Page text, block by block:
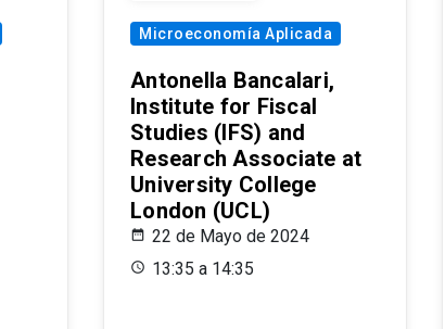
Microeconomía Aplicada
Antonella Bancalari,
Institute for Fiscal
Studies (IFS) and
Research Associate at
University College
London (UCL)
22 de Mayo de 2024
13:35 a 14:35